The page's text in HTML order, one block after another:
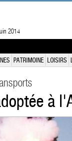
2014
PATRIMOINE LOISIRS
à